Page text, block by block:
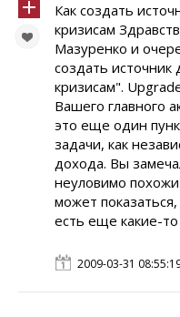
Как создать
кризисам
Мазуренко и
создать
кризисам".
Вашего главного
это еще один
задачи, как
дохода. Вы
неуловимо
может
есть еще какие-то
2009-03-31